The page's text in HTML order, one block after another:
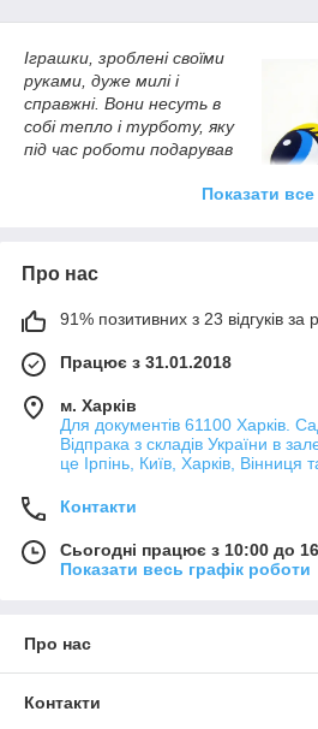
Іграшки, зроблені своїми
руками, дуже милі і
справжні. Вони несуть в
собі тепло і турботу, яку
під час роботи подарував
можуть радісно
підморгувати, здивовано
або закохано дивитися на
свого господаря. Втілюється в
правильно підібраному матеріалу.
і промальовує її характер. Якщо ви
оригінальну і закінчену
декоративні елементи від нашого
можете придбати якісні очки і чарівні
Асортимент фурнітури
Наш інтернет-магазин пропонує
для формування особи або
Оченята сині з віями розміром
Жовті очі з віями діаметром
Очі червоні з віями розміром
Показати все
Про нас
91% позитивних з 23 відгуків за
Працює з 31.01.2018
м. Харків
Для документів 61100 Харків.
Відпрака з складів України в
це Ірпінь, Київ, Харків, Вінниця
Контакти
Сьогодні працює з 10:00 до
Показати весь графік роботи
Про нас
Контакти